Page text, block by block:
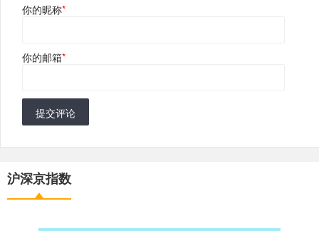
你的昵称*
你的邮箱*
提交评论
沪深京指数